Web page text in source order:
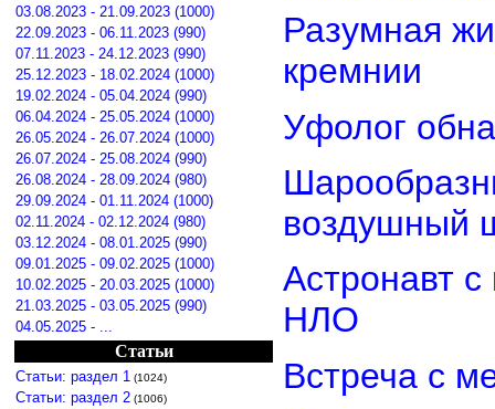
03.08.2023 - 21.09.2023 (1000)
22.09.2023 - 06.11.2023 (990)
07.11.2023 - 24.12.2023 (990)
25.12.2023 - 18.02.2024 (1000)
19.02.2024 - 05.04.2024 (990)
06.04.2024 - 25.05.2024 (1000)
26.05.2024 - 26.07.2024 (1000)
26.07.2024 - 25.08.2024 (990)
26.08.2024 - 28.09.2024 (980)
29.09.2024 - 01.11.2024 (1000)
02.11.2024 - 02.12.2024 (980)
03.12.2024 - 08.01.2025 (990)
09.01.2025 - 09.02.2025 (1000)
10.02.2025 - 20.03.2025 (1000)
21.03.2025 - 03.05.2025 (990)
04.05.2025 - ...
Статьи
Статьи: раздел 1 (1024)
Статьи: раздел 2 (1006)
Разумная
кремнии
Уфолог
воздушный
Астронавт
НЛО
Встреча с